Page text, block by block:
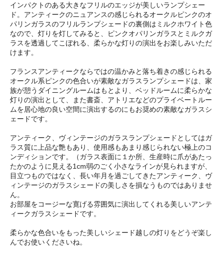
インパクトのある大きなフリルのエッジが美しいランプシェー
ド。アンティークのニュアンスの感じられるオークルピンクのオ
パリンガラスのフリルランプシェードの裏側はミルクホワイト色
なので、灯りを灯してみると、ピンクオパリンガラスとミルクガ
ラスを透過してこぼれる、柔らかな灯りの演出をお楽しみいただ
けます。
フランスアンティークならではの温かみと落ち着きの感じられる
オークル系ピンクの色合いが素敵なガラスランプシェードは、家
族が憩うダイニングルームはもとより、ベッドルームに柔らかな
灯りの演出として、また書斎、アトリエなどのプライベートルー
ムを居心地の良い空間に演出するのにもお奨めの素敵なガラスシ
ェードです。
アンティーク、ヴィンテージのガラスランプシェードとしてはガ
ラス質に上品な艶もあり、使用感もあまり感じられない極上のコ
ンディションです。（ガラス表面に１か所、生産時に爪があたっ
たかのように見える1cm弱のごく小さなラインが見られますが、
目立つものではなく、長い年月を過ごしてきたアンティーク、ヴ
ィンテージのガラスシェードの美しさを損なうものではありませ
ん。
お部屋をコージーな寛げる雰囲気に演出してくれる美しいアンテ
ィークガラスシェードです。
柔らかな色合いをもった美しいシェード越しの灯りをどうぞ楽し
んでお使いくださいね。